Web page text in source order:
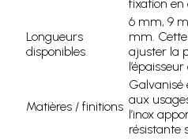
fixation en
Longueurs
disponibles
6 mm, 9
mm.
ajuster la
Matières / finitions
Galvanisé
aux
l’inox
résistante